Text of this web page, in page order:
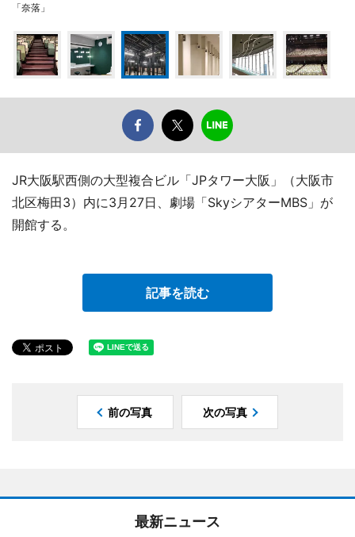
「奈落」
JR大阪駅西側の大型複合ビル「JPタワー大阪」（大阪市
北区梅田3）内に3月27日、劇場「SkyシアターMBS」が
開館する。
記事を読む
前の写真 次の写真
最新ニュース